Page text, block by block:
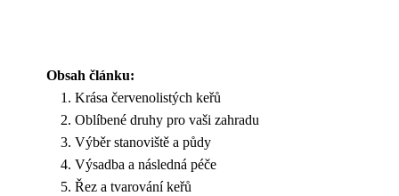
Obsah článku:
Krása červenolistých keřů
Oblíbené druhy pro vaši zahradu
Výběr stanoviště a půdy
Výsadba a následná péče
Řez a tvarování keřů